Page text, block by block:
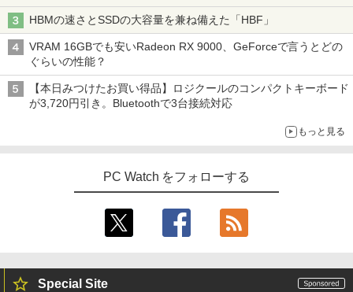
HBMの速さとSSDの大容量を兼ね備えた「HBF」
VRAM 16GBでも安いRadeon RX 9000、GeForceで言うとどの
ぐらいの性能？
【本日みつけたお買い得品】ロジクールのコンパクトキーボード
が3,720円引き。Bluetoothで3台接続対応
もっと見る
PC Watch をフォローする
Special Site